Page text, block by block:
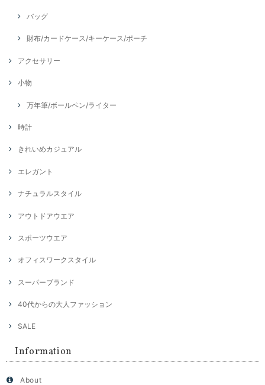
バッグ
財布/カードケース/キーケース/ポーチ
アクセサリー
小物
万年筆/ボールペン/ライター
時計
きれいめカジュアル
エレガント
ナチュラルスタイル
アウトドアウエア
スポーツウエア
オフィスワークスタイル
スーパーブランド
40代からの大人ファッション
SALE
Information
About